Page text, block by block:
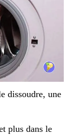
dissoudre, une
plus dans le